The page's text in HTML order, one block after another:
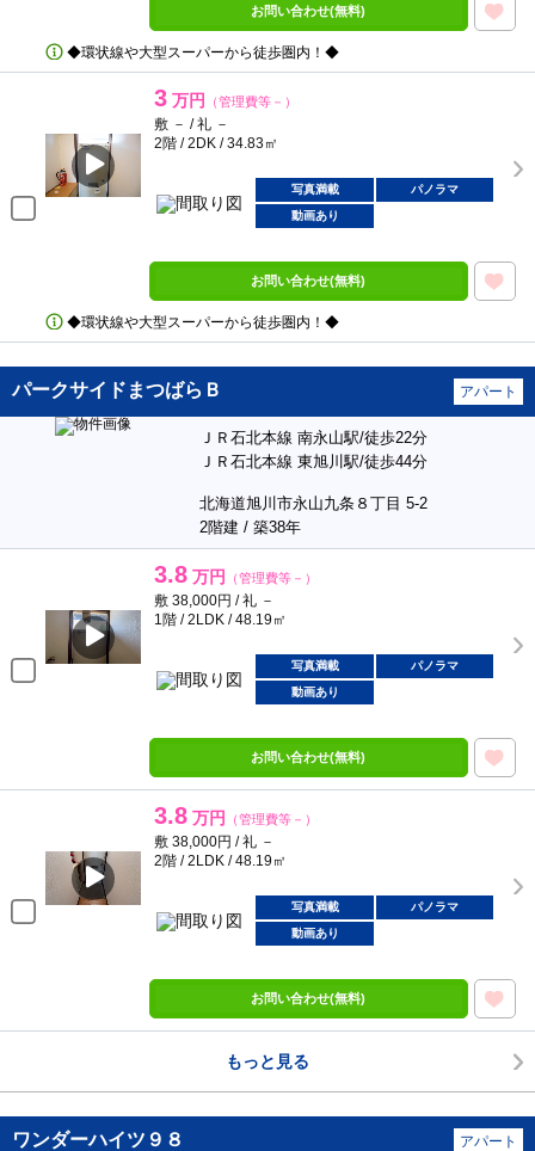
お問い合わせ(無料)
◆環状線や大型スーパーから徒歩圏内！◆
3 万円 （管理費等－）
敷 － / 礼 －
2階 / 2DK / 34.83㎡
写真満載
パノラマ
動画あり
お問い合わせ(無料)
◆環状線や大型スーパーから徒歩圏内！◆
パークサイドまつばらＢ アパート
ＪＲ石北本線 南永山駅/徒歩22分
ＪＲ石北本線 東旭川駅/徒歩44分
北海道旭川市永山九条８丁目 5-2
2階建 / 築38年
3.8 万円 （管理費等－）
敷 38,000円 / 礼 －
1階 / 2LDK / 48.19㎡
写真満載
パノラマ
動画あり
お問い合わせ(無料)
3.8 万円 （管理費等－）
敷 38,000円 / 礼 －
2階 / 2LDK / 48.19㎡
写真満載
パノラマ
動画あり
お問い合わせ(無料)
もっと見る
ワンダーハイツ９８ アパート